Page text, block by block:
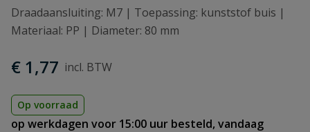
Draadaansluiting: M7 | Toepassing: kunststof buis |
Materiaal: PP | Diameter: 80 mm
€ 1,77
Op voorraad
op werkdagen voor 15:00 uur besteld, vandaag